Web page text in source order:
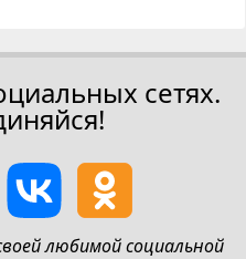
сетях.
любимой социальной